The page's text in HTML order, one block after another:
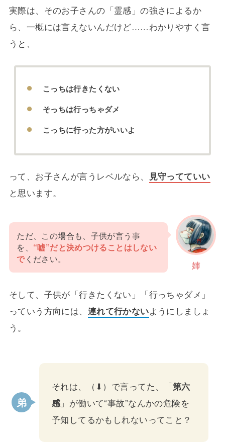
実際は、そのお子さんの「霊感」の強さによるか
ら、一概には言えないんだけど……わかりやすく言
うと、
こっちは行きたくない
そっちは行っちゃダメ
こっちに行った方がいいよ
って、お子さんが言うレベルなら、
見守ってていい
と思います。
姉
ただ、この場合も、子供が言う事
を、 “嘘”だと決めつけることはしない
でください。
そして、子供が「行きたくない」「行っちゃダメ」
っていう方向には、 連れて行かないようにしましょ
う。
それは、（⬇）で言ってた、「第六
感」が働いて“事故”なんかの危険を
予知してるかもしれないってこと？